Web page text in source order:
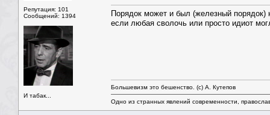
Репутация: 101
Сообщений: 1394
И табак...
Порядок может и был (железный порядок)
если любая сволочь или просто идиот
Большевизм это бешенство. (с) А. Кутепов
Одно из странных явлений современности,